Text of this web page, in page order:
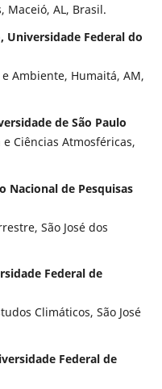
Maceió, AL, Brasil.
Universidade Federal do
Ambiente, Humaitá, AM,
de São Paulo
Ciências Atmosféricas,
Nacional de Pesquisas
São José dos
Federal de
Climáticos, São José
Federal de